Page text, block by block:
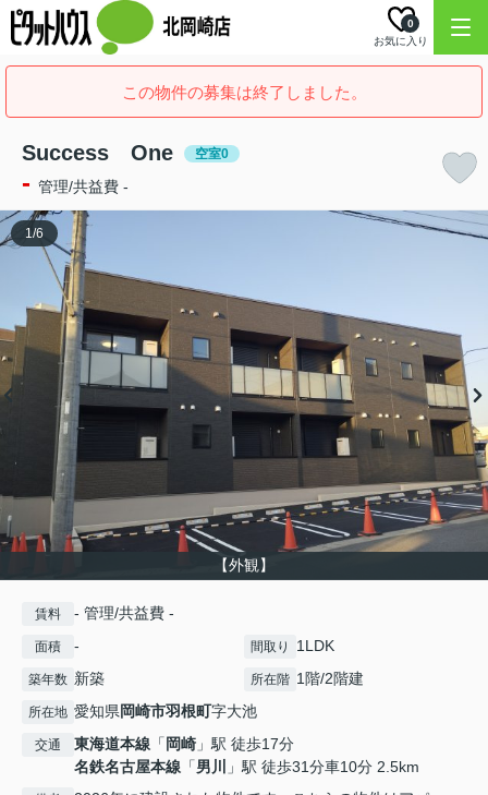
お気に入り
0
この物件の募集は終了しました。
Success One 空室0
- 管理/共益費 -
【外観】
1/6
賃料 - 管理/共益費 -
面積 - 間取り 1LDK
築年数 新築 所在階 1階/2階建
所在地 愛知県岡崎市羽根町字大池
交通 東海道本線 「 岡崎 」駅 徒歩17分
名鉄名古屋本線 「男川 」駅 徒歩31分車10分 2.5km